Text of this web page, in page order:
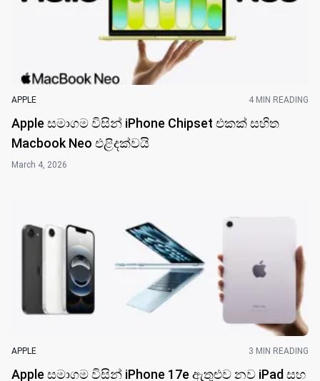
APPLE 4 MIN READING
Apple සමාගම විසින් iPhone Chipset එකක් සහිත
Macbook Neo එළිදක්ව​යි
March 4, 2026
APPLE 3 MIN READING
Apple සමාගම විසින් iPhone 17e ඇතුළුව නව iPad සහ